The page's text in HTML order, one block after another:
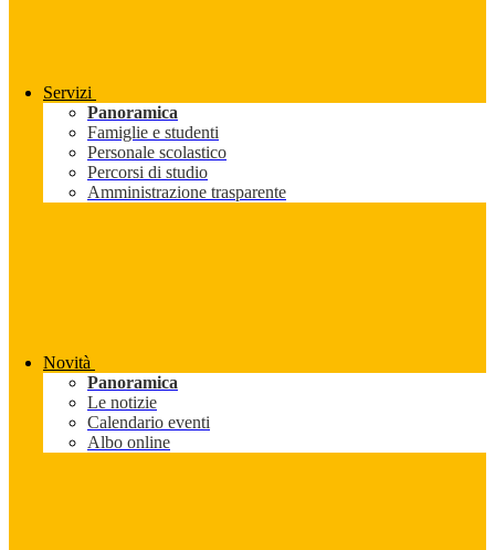
Servizi
Panoramica
Famiglie e studenti
Personale scolastico
Percorsi di studio
Amministrazione trasparente
Novità
Panoramica
Le notizie
Calendario eventi
Albo online